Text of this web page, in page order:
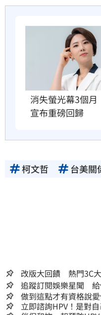
消失螢光幕3個月
宣布重磅回歸
柯文哲 台美關
改版大回饋 熱門3C
追蹤訂閱娛樂星聞 給
做到這點才有資格說
立即諮詢HPV！是對